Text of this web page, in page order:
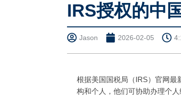
IRS授权的中
Jason 2026-02-05
根据美国国税局（IRS）官网最
构和个人，他们可协助办理个人